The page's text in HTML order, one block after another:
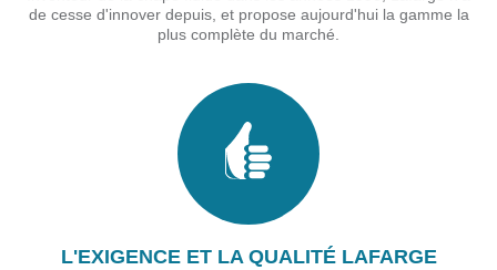
de cesse d'innover depuis, et propose aujourd'hui la gamme la
plus complète du marché.
L'EXIGENCE ET LA QUALITÉ LAFARGE